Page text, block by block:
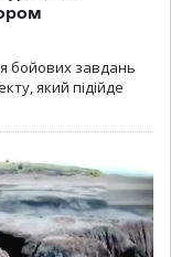
бойових завдань
який підійде